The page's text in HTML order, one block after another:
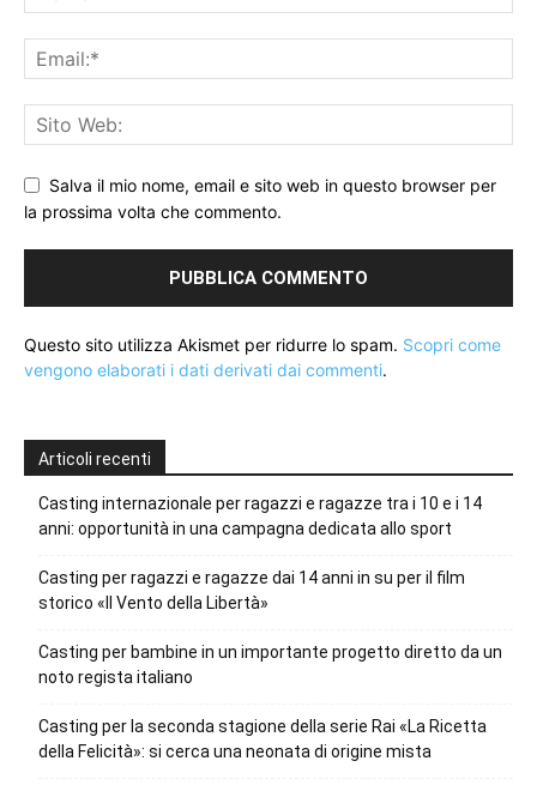
Salva il mio nome, email e sito web in questo browser per
la prossima volta che commento.
Questo sito utilizza Akismet per ridurre lo spam. Scopri come
vengono elaborati i dati derivati dai commenti.
Articoli recenti
Casting internazionale per ragazzi e ragazze tra i 10 e i 14
anni: opportunità in una campagna dedicata allo sport
Casting per ragazzi e ragazze dai 14 anni in su per il film
storico «Il Vento della Libertà»
Casting per bambine in un importante progetto diretto da un
noto regista italiano
Casting per la seconda stagione della serie Rai «La Ricetta
della Felicità»: si cerca una neonata di origine mista